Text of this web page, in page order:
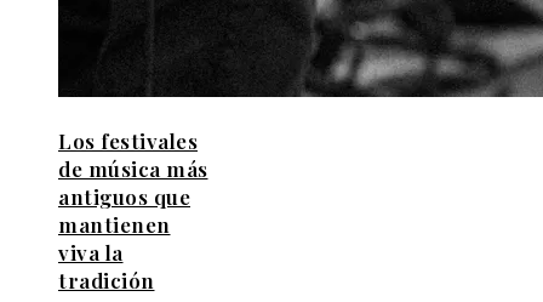
Los festivales
de música más
antiguos que
mantienen
viva la
tradición